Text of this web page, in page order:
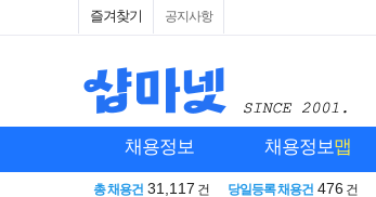
즐겨찾기 공지사항
채용정보 채용정보맵
총 채용건 31,117 건 당일등록 채용건 476 건